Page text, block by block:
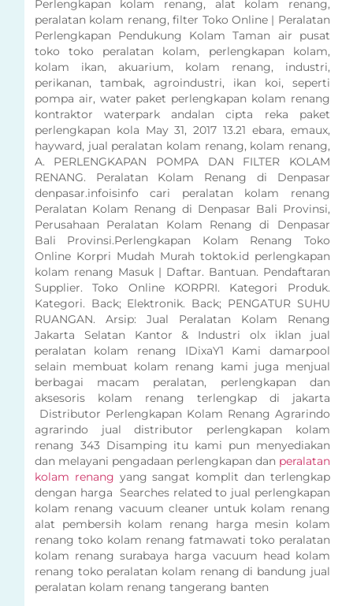
Perlengkapan kolam renang, alat kolam renang,
peralatan kolam renang, filter Toko Online | Peralatan
Perlengkapan Pendukung Kolam Taman air pusat
toko toko peralatan kolam, perlengkapan kolam,
kolam ikan, akuarium, kolam renang, industri,
perikanan, tambak, agroindustri, ikan koi, seperti
pompa air, water paket perlengkapan kolam renang
kontraktor waterpark andalan cipta reka paket
perlengkapan kola May 31, 2017 13.21 ebara, emaux,
hayward, jual peralatan kolam renang, kolam renang,
A. PERLENGKAPAN POMPA DAN FILTER KOLAM
RENANG. Peralatan Kolam Renang di Denpasar
denpasar.infoisinfo cari peralatan kolam renang
Peralatan Kolam Renang di Denpasar Bali Provinsi,
Perusahaan Peralatan Kolam Renang di Denpasar
Bali Provinsi.Perlengkapan Kolam Renang Toko
Online Korpri Mudah Murah toktok.id perlengkapan
kolam renang Masuk | Daftar. Bantuan. Pendaftaran
Supplier. Toko Online KORPRI. Kategori Produk.
Kategori. Back; Elektronik. Back; PENGATUR SUHU
RUANGAN. Arsip: Jual Peralatan Kolam Renang
Jakarta Selatan Kantor & Industri olx iklan jual
peralatan kolam renang IDixaY1 Kami damarpool
selain membuat kolam renang kami juga menjual
berbagai macam peralatan, perlengkapan dan
aksesoris kolam renang terlengkap di jakarta
Distributor Perlengkapan Kolam Renang Agrarindo
agrarindo jual distributor perlengkapan kolam
renang 343 Disamping itu kami pun menyediakan
dan melayani pengadaan perlengkapan dan peralatan
kolam renang yang sangat komplit dan terlengkap
dengan harga Searches related to jual perlengkapan
kolam renang vacuum cleaner untuk kolam renang
alat pembersih kolam renang harga mesin kolam
renang toko kolam renang fatmawati toko peralatan
kolam renang surabaya harga vacuum head kolam
renang toko peralatan kolam renang di bandung jual
peralatan kolam renang tangerang banten